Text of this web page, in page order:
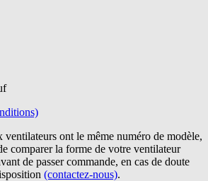
ont le même numéro de modèle,
comparer la forme de votre ventilateur
de passer commande, en cas de doute
(contactez-nous).